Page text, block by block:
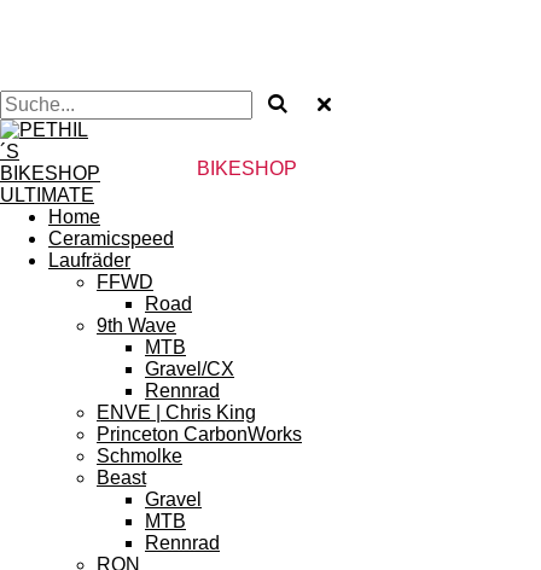
BIKESHOP
Home
Ceramicspeed
Laufräder
FFWD
Road
9th Wave
MTB
Gravel/CX
Rennrad
ENVE | Chris King
Princeton CarbonWorks
Schmolke
Beast
Gravel
MTB
Rennrad
RON